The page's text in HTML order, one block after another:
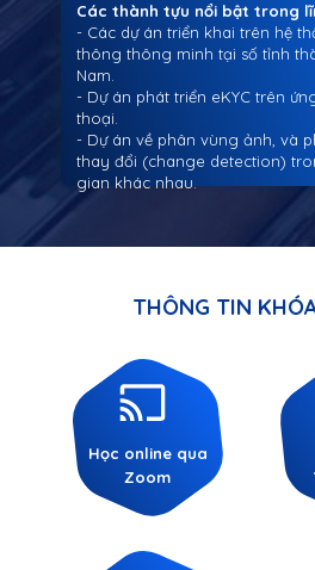
Các thành tựu nổi bật trong
- Các dự án triển khai trên hệ
thông thông minh tại số tỉnh
Nam.
- Dự án phát triển eKYC trên
thoại.
- Dự án về phân vùng ảnh, và
thay đổi (change detection)
gian khác nhau.
THÔNG TIN
Học online qua
Zoom